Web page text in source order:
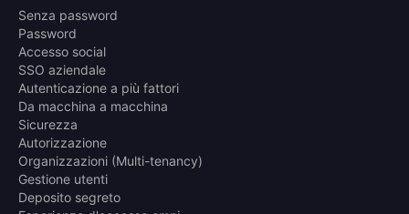
Senza password
Password
Accesso social
SSO aziendale
Autenticazione a più fattori
Da macchina a macchina
Sicurezza
Autorizzazione
Organizzazioni (Multi-tenancy)
Gestione utenti
Deposito segreto